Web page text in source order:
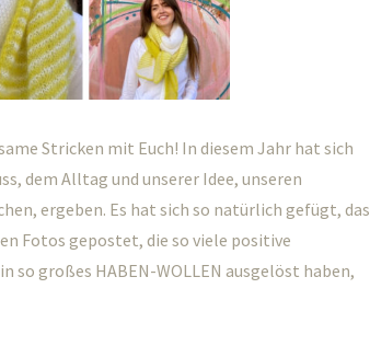
Stricken mit Euch! In diesem Jahr hat sich
dem Alltag und unserer Idee, unseren
ergeben. Es hat sich so natürlich gefügt, das
Fotos gepostet, die so viele positive
so großes HABEN-WOLLEN ausgelöst haben,